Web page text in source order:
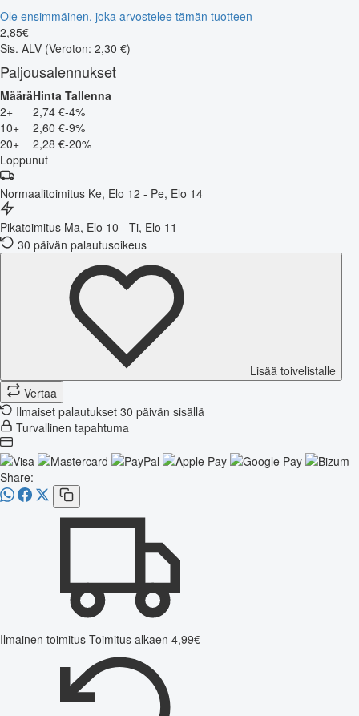
Ole ensimmäinen, joka arvostelee tämän tuotteen
2,85€
Sis. ALV (Veroton: 2,30 €)
Paljousalennukset
MääräHinta Tallenna
2+
2,74 €-4%
10+
2,60 €-9%
20+
2,28 €-20%
Loppunut
Normaalitoimitus Ke, Elo 12 - Pe, Elo 14
Pikatoimitus Ma, Elo 10 - Ti, Elo 11
30 päivän palautusoikeus
Lisää toivelistalle
Vertaa
Ilmaiset palautukset 30 päivän sisällä
Turvallinen tapahtuma
Share:
Ilmainen toimitus Toimitus alkaen 4,99€